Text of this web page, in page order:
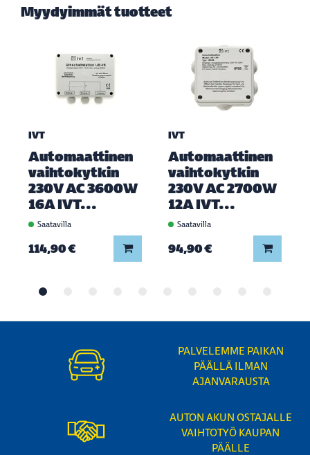
Myydyimmät tuotteet
IVT
Automaattinen
vaihtokytkin
230V AC 3600W
16A IVT...
Saatavilla
114,90 € Lisää koriin
IVT
Automaattinen
vaihtokytkin
230V AC 2700W
12A IVT...
Saatavilla
94,90 € Lisää
PALVELEMME PAIKAN
PÄÄLLÄ ILMAN
AJANVARAUSTA
AUTON AKUN OSTAJALLE
VAIHTOTYÖ KAUPAN
PÄÄLLE